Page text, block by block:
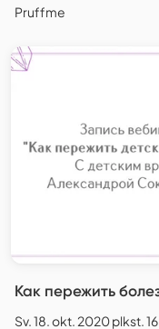
Pruffme
Как пережить
Sv. 18. okt. 2020 plkst.